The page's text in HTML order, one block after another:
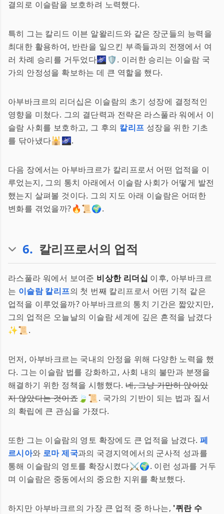
결의로 이슬람을 보호하려 노력했다.
특히 그는 칼리드 이븐 알왈리드와 같은 장군들의 능력을
최대한 활용하여, 반란을 일으킨 부족들과의 전쟁에서 여
러 차례 승리를 거두었다🌌🛡️. 이러한 승리는 이슬람 국
가의 안정성을 확보하는 데 큰 역할을 했다.
아부바크르의 리더십은 이슬람의 초기 성장에 결정적인
영향을 미쳤다. 그의 결단력과 전략은 라스풀라 워에서 이
슬람 사회를 보호하고, 그 후의 칼리프 성장을 위한 기초
를 닦아냈다🕌🌌.
다음 장에서는 아부바크르가 칼리프로서 어떤 업적을 이
루었는지, 그의 통치 아래에서 이슬람 사회가 어떻게 발전
했는지 살펴볼 것이다. 그의 지도 아래 이슬람은 어떠한
변화를 겪었을까?🔥📜🌍.
6. 칼리프로서의 업적
라스풀라 워에서 보여준 비상한 리더십 이후, 아부바크르
는 이슬람 칼리프의 첫 번째 칼리프로서 어떤 기적 같은
업적을 이루었을까? 아부바크르의 통치 기간은 짧았지만,
그의 업적은 오늘날의 이슬람 세계에 깊은 흔적을 남겼다
✨📜.
먼저, 아부바크르는 국내의 안정을 위해 다양한 노력을 했
다. 그는 이슬람 법를 강화하고, 사회 내의 불만과 분쟁을
해결하기 위한 정책을 시행했다.네, 그냥 가만히 앉아있
지 않았다는 것이죠 🍃📜. 국가의 기반이 되는 법과 질서
의 확립에 큰 관심을 가졌다.
또한 그는 이슬람의 영토 확장에도 큰 업적을 남겼다. 페
르시아와 로마 제국과의 국경지역에서의 군사적 성과를
통해 이슬람의 영토를 확장시켰다⚔️🌍. 이런 성과를 거두
며 이슬람은 중동에서의 중요한 지위를 확보했다.
하지만 아부바크르의 가장 큰 업적 중 하나는, '퀴란 수